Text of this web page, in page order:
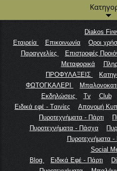
Diakos
Εταιρεία
Επικοινωνία Οροι
Παραγγελίες
Επιστροφές
Μεταφορικά
ΠΡΟΦΥΛΑΞΕΙΣ
ΦΩΤΟΓΚΑΛΕΡΙ
Εκδηλώσεις
Tv Club
Ειδικά εφέ - Tαινίες
Απονομή
Πυροτεχνήματα - Πάρτι
Πυροτεχνήματα - Πάσχα
Πυροτεχνήματα -
Social
Blog
Ειδικά Εφέ - Πάρτι